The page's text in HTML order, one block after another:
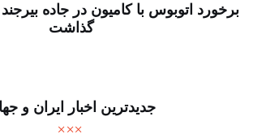
گذاشت
جدیدترین اخبار ایران و